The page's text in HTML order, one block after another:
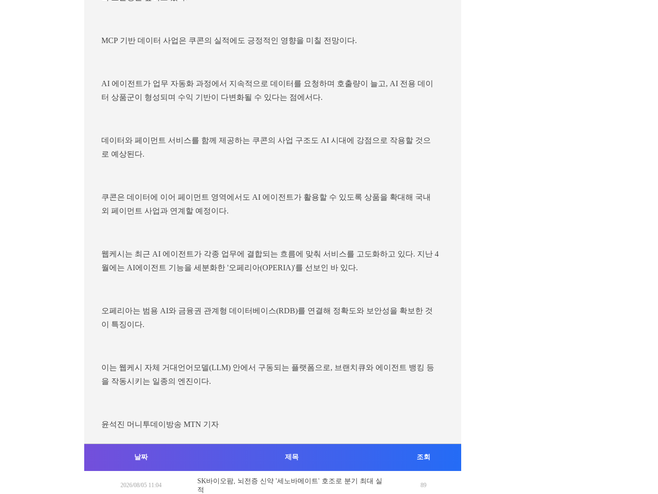
MCP 기반 데이터 사업은 쿠콘의 실적에도 긍정적인 영향을 미칠 전망이다.
AI 에이전트가 업무 자동화 과정에서 지속적으로 데이터를 요청하며 호출량이 늘고, AI 전용 데이
터 상품군이 형성되며 수익 기반이 다변화될 수 있다는 점에서다.
데이터와 페이먼트 서비스를 함께 제공하는 쿠콘의 사업 구조도 AI 시대에 강점으로 작용할 것으
로 예상된다.
쿠콘은 데이터에 이어 페이먼트 영역에서도 AI 에이전트가 활용할 수 있도록 상품을 확대해 국내
외 페이먼트 사업과 연계할 예정이다.
웹케시는 최근 AI 에이전트가 각종 업무에 결합되는 흐름에 맞춰 서비스를 고도화하고 있다. 지난 4
월에는 AI에이전트 기능을 세분화한 '오페리아(OPERIA)'를 선보인 바 있다.
오페리아는 범용 AI와 금융권 관계형 데이터베이스(RDB)를 연결해 정확도와 보안성을 확보한 것
이 특징이다.
이는 웹케시 자체 거대언어모델(LLM) 안에서 구동되는 플랫폼으로, 브랜치큐와 에이전트 뱅킹 등
을 작동시키는 일종의 엔진이다.
윤석진 머니투데이방송 MTN 기자
날짜 제목 조회
2026/08/05 11:04
SK바이오팜, 뇌전증 신약 '세노바메이트' 호조로 분기 최대 실
적
89